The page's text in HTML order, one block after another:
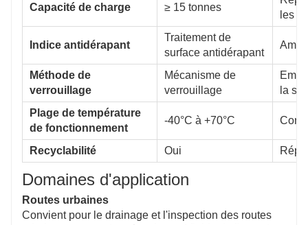
Capacité de charge ≥ 15 tonnes
les
Indice antidérapant
Traitement de
surface antidérapant
Méthode de
verrouillage
Mécanisme de
verrouillage
la
Plage de température
de fonctionnement
-40°C à +70°C
Recyclabilité Oui
Domaines d'application
Routes urbaines
Convient pour le drainage et l'inspection des routes